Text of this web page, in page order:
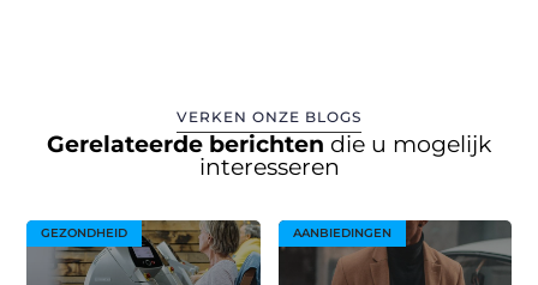
VERKEN ONZE BLOGS
Gerelateerde berichten die u mogelijk
interesseren
GEZONDHEID AANBIEDINGEN